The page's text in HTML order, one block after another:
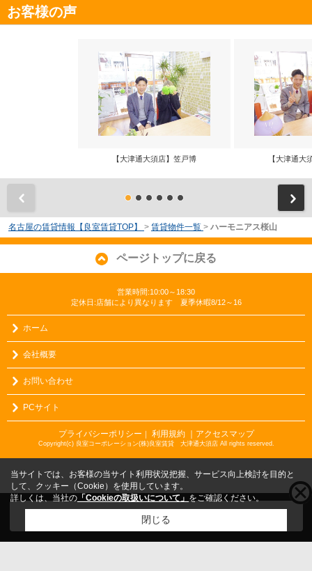
お客様の声
【大津通大須店】笠戸博 【大津通大
名古屋の賃貸情報【良室賃貸TOP】 > 賃貸物件一覧 > ハーモニアス桜山
ページトップに戻る
営業時間:10:00～18:30
定休日:店舗により異なります 夏季休暇8/12～16
ホーム
会社概要
お問い合わせ
PCサイト
プライバシーポリシー 利用規約 ｜アクセスマップ
Copyright(c) 良室コーポレーション(株)良室賃貸 大津通大須店 All rights reserved.
こちらの物件をご覧の方にお勧めな物件
当サイトでは、お客様の当サイト利用状況把握、サービス向上検討を目的と
して、クッキー（Cookie）を使用しています。
詳しくは、当社の 「Cookieの取扱いについて」 をご確認ください。
閉じる